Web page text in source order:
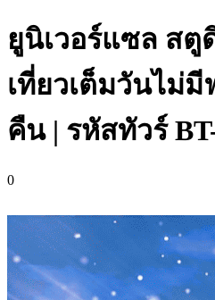
ยูนิเวอร์แซล สตู
เที่ยวเต็มวันไม่มี
คืน | รหัสทัวร์
0